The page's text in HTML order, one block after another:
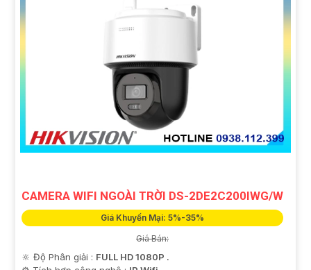
CAMERA WIFI NGOÀI TRỜI DS-2DE2C200IWG/W
Giá Khuyến Mại: 5%-35%
Giá Bán:
🔆 Độ Phân giải : FULL HD 1080P .